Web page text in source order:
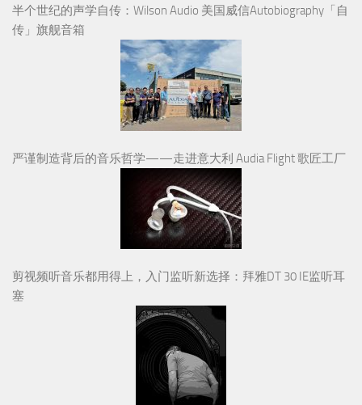
半个世纪的声学自传：Wilson Audio 美国威信Autobiography「自
传」旗舰音箱
严谨制造背后的音乐哲学——走进意大利 Audia Flight 歌匠工厂
剪视频听音乐都用得上，入门监听新选择：拜雅DT 30 IE监听耳
塞